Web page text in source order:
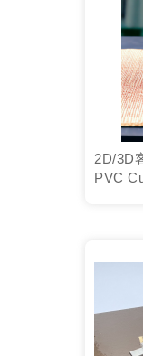
2D/3D